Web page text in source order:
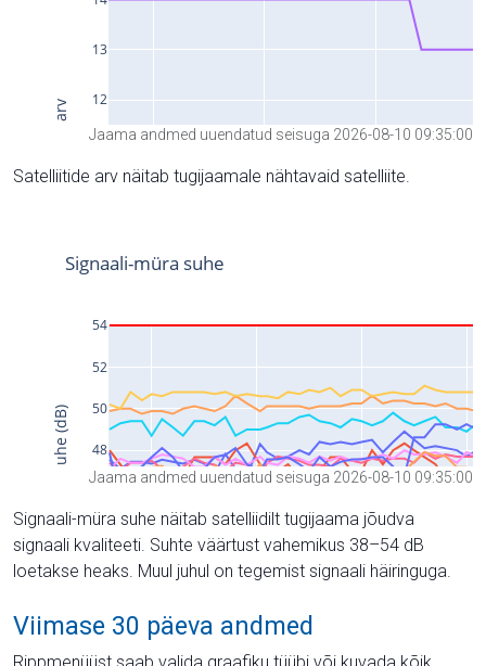
Jaama andmed uuendatud seisuga 2026-08-10 09:35:00
Satelliitide arv näitab tugijaamale nähtavaid satelliite.
Jaama andmed uuendatud seisuga 2026-08-10 09:35:00
Signaali-müra suhe näitab satelliidilt tugijaama jõudva
signaali kvaliteeti. Suhte väärtust vahemikus 38–54 dB
loetakse heaks. Muul juhul on tegemist signaali häiringuga.
Viimase 30 päeva andmed
Rippmenüüst saab valida graafiku tüübi või kuvada kõik